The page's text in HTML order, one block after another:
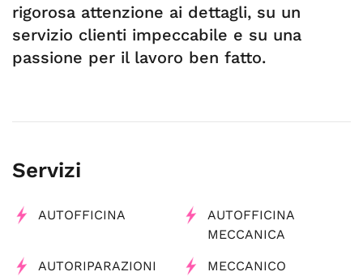
rigorosa attenzione ai dettagli, su un
servizio clienti impeccabile e su una
passione per il lavoro ben fatto.
Servizi
AUTOFFICINA
AUTOFFICINA
MECCANICA
AUTORIPARAZIONI MECCANICO